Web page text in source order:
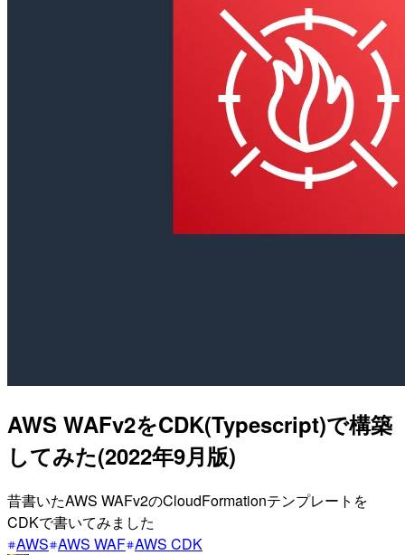
AWS WAFv2をCDK(Typescript)で構築
してみた(2022年9月版)
昔書いたAWS WAFv2のCloudFormationテンプレートを
CDKで書いてみました
AWS AWS WAF AWS CDK